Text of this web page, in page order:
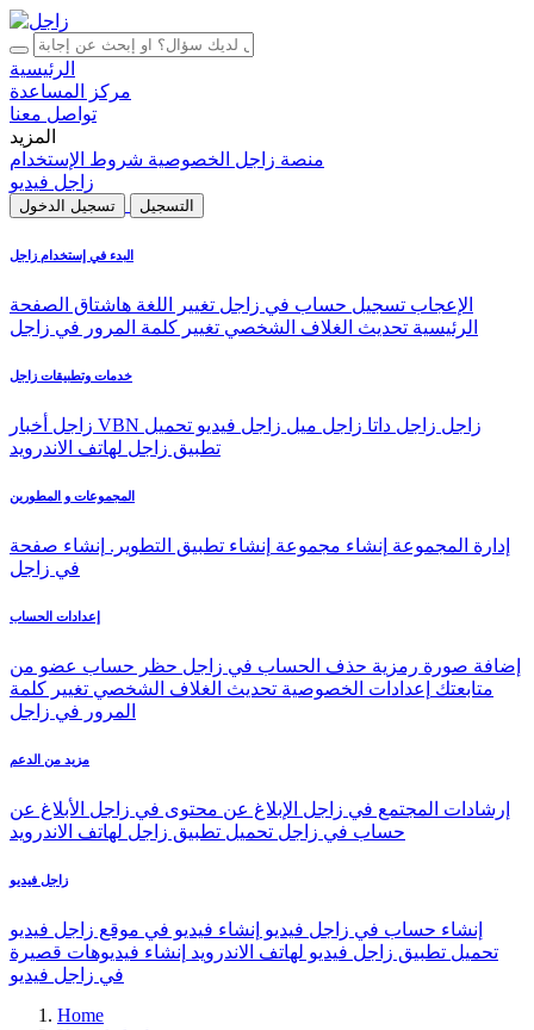
الرئيسية
مركز المساعدة
تواصل معنا
المزيد
منصة زاجل الخصوصية شروط الإستخدام
زاجل فيديو
تسجيل الدخول التسجيل
البدء في إستخدام زاجل
الإعجاب تسجيل حساب في زاجل تغيير اللغة هاشتاق الصفحة
الرئيسية تحديث الغلاف الشخصي تغيير كلمة المرور في زاجل
خدمات وتطبيقات زاجل
VBN زاجل زاجل داتا زاجل ميل زاجل فيديو تحميل
تطبيق زاجل لهاتف الاندرويد
المجموعات و المطورين
إدارة المجموعة إنشاء مجموعة إنشاء تطبيق التطوير. إنشاء صفحة
في زاجل
إعدادات الحساب
إضافة صورة رمزية حذف الحساب في زاجل حظر حساب عضو من
متابعتك
إعدادات الخصوصية تحديث الغلاف الشخصي تغيير كلمة
المرور في زاجل
مزيد من الدعم
إرشادات المجتمع في زاجل الإبلاغ عن محتوى في زاجل الأبلاغ عن
حساب في زاجل تحميل تطبيق زاجل لهاتف الاندرويد
زاجل فيديو
إنشاء حساب في زاجل فيديو إنشاء فيديو في موقع زاجل فيديو
تحميل تطبيق زاجل فيديو لهاتف الاندرويد إنشاء فيديوهات قصيرة
في زاجل فيديو
Home